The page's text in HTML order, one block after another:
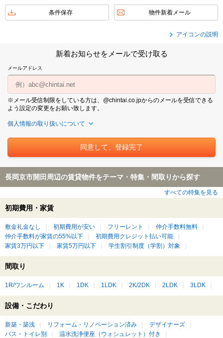
条件保存 物件新着メール
アイコンの説明
新着お知らせをメールで受け取る
メールアドレス
※メール受信制限をしている方は、@chintai.co.jpからのメールを受信できる
よう設定の変更をお願い致します。
個人情報の取り扱いについて
長岡京市開田周辺の賃貸物件をテーマ・特集・間取りから探す
すべての特集を見る
初期費用・家賃
敷金礼金なし 初期費用が安い フリーレント
仲介手数料無料
仲介手数料が家賃の55%以下
初期費用クレジット払い可能
家賃3万円以下
家賃5万円以下 学生割引制度（学割）対象
間取り
1R/ワンルーム 1K 1DK 1LDK 2K/2DK 2LDK 3LDK
設備・こだわり
新築・築浅 リフォーム・リノベーション済み
デザイナーズ
バス・トイレ別
温水洗浄便座（ウォシュレット）付き